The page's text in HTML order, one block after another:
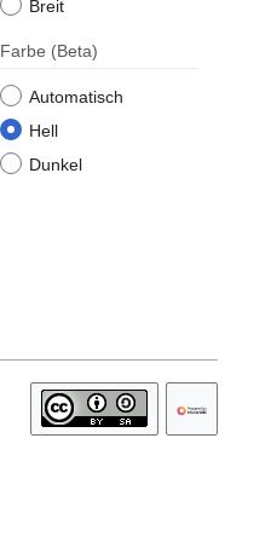
Breit
Farbe (Beta)
Automatisch
Hell
Dunkel